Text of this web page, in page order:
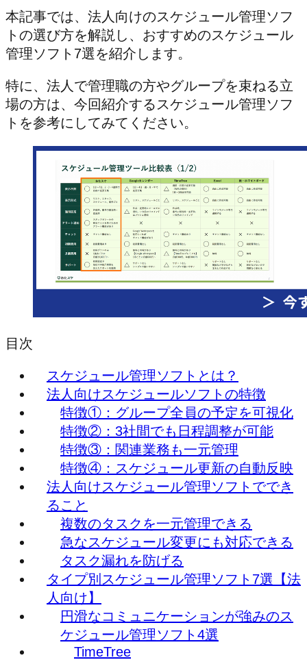
本記事では、法人向けのスケジュール管理ソフ
トの選び方を解説し、おすすめのスケジュール
管理ソフト7選を紹介します。
特に、法人で管理職の方やグループを束ねる立
場の方は、今回紹介するスケジュール管理ソフ
トを参考にしてみてください。
目次
スケジュール管理ソフトとは？
法人向けスケジュールソフトの特徴
特徴①：グループ全員の予定を可視化
特徴②：3社間でも日程調整が可能
特徴③：関連業務も一元管理
特徴④：スケジュール更新の自動反映
法人向けスケジュール管理ソフトででき
ること
複数のタスクを一元管理できる
急なスケジュール変更にも対応できる
タスク漏れを防げる
タイプ別スケジュール管理ソフト7選【法
人向け】
円滑なコミュニケーションが強みのス
ケジュール管理ソフト4選
TimeTree